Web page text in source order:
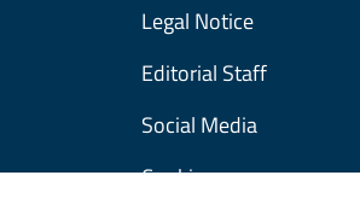
Legal Notice
Editorial Staff
Social Media
Cookies